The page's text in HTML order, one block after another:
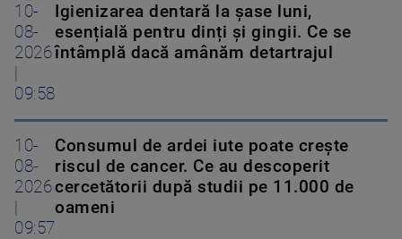
10-
08-
2026
|
09:58
Igienizarea dentară la șase luni,
esențială pentru dinți și gingii. Ce se
întâmplă dacă amânăm detartrajul
10-
08-
2026
|
09:57
Consumul de ardei iute poate crește
riscul de cancer. Ce au descoperit
cercetătorii după studii pe 11.000 de
oameni